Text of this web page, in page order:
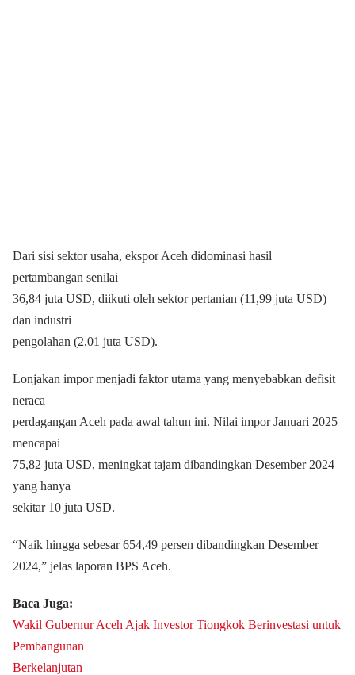
Dari sisi sektor usaha, ekspor Aceh didominasi hasil
pertambangan senilai
36,84 juta USD, diikuti oleh sektor pertanian (11,99 juta USD)
dan industri
pengolahan (2,01 juta USD).
Lonjakan impor menjadi faktor utama yang menyebabkan defisit
neraca
perdagangan Aceh pada awal tahun ini. Nilai impor Januari 2025
mencapai
75,82 juta USD, meningkat tajam dibandingkan Desember 2024
yang hanya
sekitar 10 juta USD.
“Naik hingga sebesar 654,49 persen dibandingkan Desember
2024,” jelas laporan BPS Aceh.
Baca Juga:
Wakil Gubernur Aceh Ajak Investor Tiongkok Berinvestasi untuk
Pembangunan
Berkelanjutan